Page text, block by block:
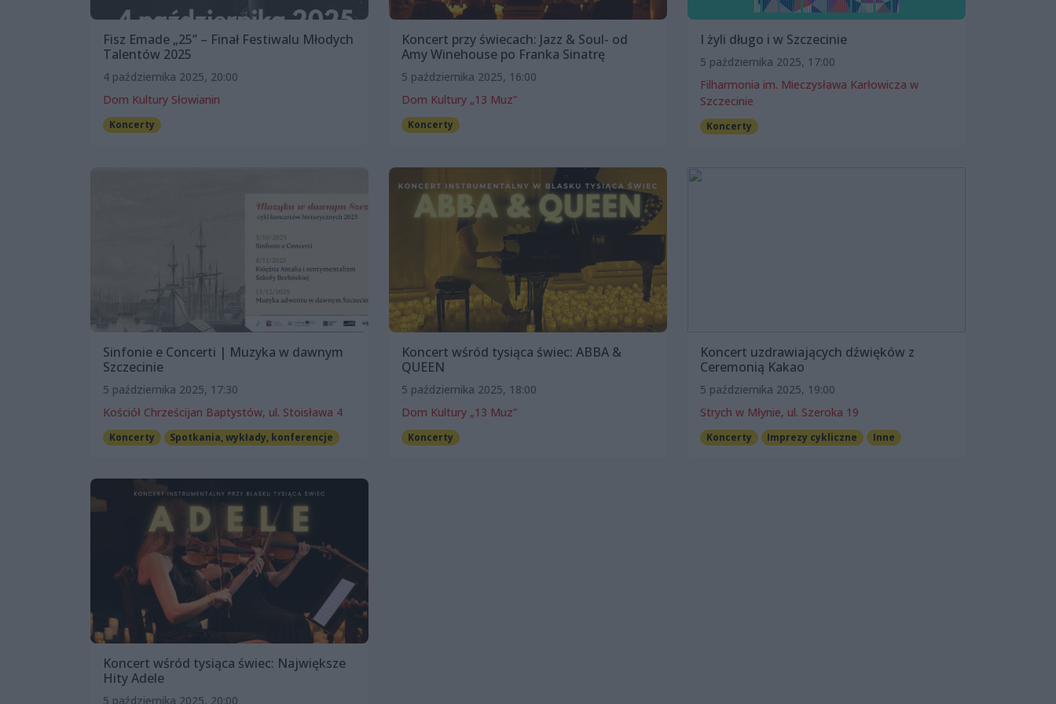
Fisz Emade „25” – Finał Festiwalu Młodych
Talentów 2025
4 października 2025, 20:00
Dom Kultury Słowianin
Koncerty
Koncert przy świecach: Jazz & Soul- od
Amy Winehouse po Franka Sinatrę
5 października 2025, 16:00
Dom Kultury „13 Muz”
Koncerty
I żyli długo i w Szczecinie
5 października 2025, 17:00
Filharmonia im. Mieczysława Karłowicza w
Szczecinie
Koncerty
Sinfonie e Concerti | Muzyka w dawnym
Szczecinie
5 października 2025, 17:30
Kościół Chrześcijan Baptystów, ul. Stoisława 4
Koncerty Spotkania, wykłady, konferencje
Koncert wśród tysiąca świec: ABBA &
QUEEN
5 października 2025, 18:00
Dom Kultury „13 Muz”
Koncerty
Koncert uzdrawiających dźwięków z
Ceremonią Kakao
5 października 2025, 19:00
Strych w Młynie, ul. Szeroka 19
Koncerty Imprezy cykliczne Inne
Koncert wśród tysiąca świec: Największe
Hity Adele
5 października 2025, 20:00